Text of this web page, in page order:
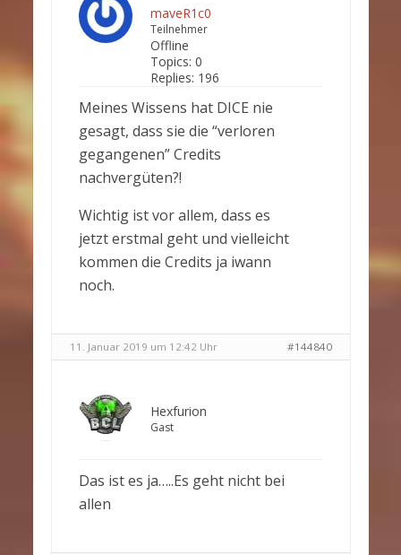
maveR1c0
Teilnehmer
Offline
Topics: 0
Replies: 196
Meines Wissens hat DICE nie
gesagt, dass sie die “verloren
gegangenen” Credits
nachvergüten?!
Wichtig ist vor allem, dass es
jetzt erstmal geht und vielleicht
kommen die Credits ja iwann
noch.
11. Januar 2019 um 12:42 Uhr #144840
Hexfurion
Gast
Das ist es ja…..Es geht nicht bei
allen